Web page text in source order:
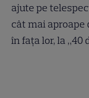
ajute pe
cât mai aproape
în faţa lor, la „40